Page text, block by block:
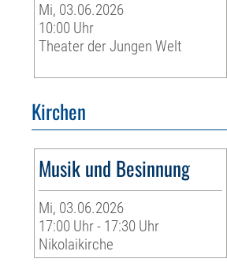
Mi, 03.06.2026
10:00 Uhr
Theater der Jungen Welt
Kirchen
Musik und Besinnung
Mi, 03.06.2026
17:00 Uhr - 17:30 Uhr
Nikolaikirche